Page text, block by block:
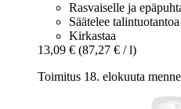
Rasvaiselle ja
Säätelee talintuotantoa
Kirkastaa
13,09 € (87,27 € / l)
Toimitus 18. elokuuta